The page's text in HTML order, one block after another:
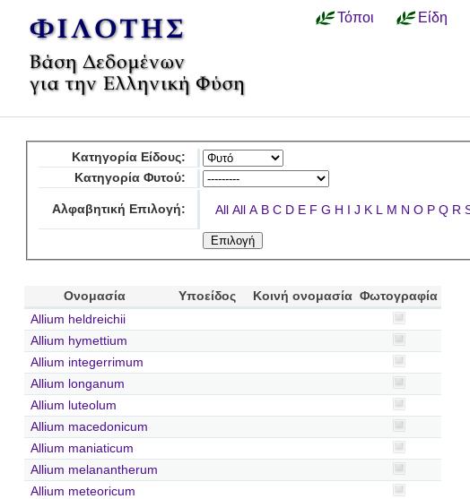
Τόποι Είδη
Κατηγορία Είδους:
Κατηγορία Φυτού:
Αλφαβητική Επιλογή: All All A B C D E F G H I J K L M N O P Q R
Ονομασία Υποείδος Κοινή ονομασία Φωτογραφία
Allium heldreichii
Allium hymettium
Allium integerrimum
Allium longanum
Allium luteolum
Allium macedonicum
Allium maniaticum
Allium melanantherum
Allium meteoricum